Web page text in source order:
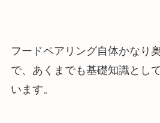
フードペアリング自体かなり
で、あくまでも基礎知識とし
います。